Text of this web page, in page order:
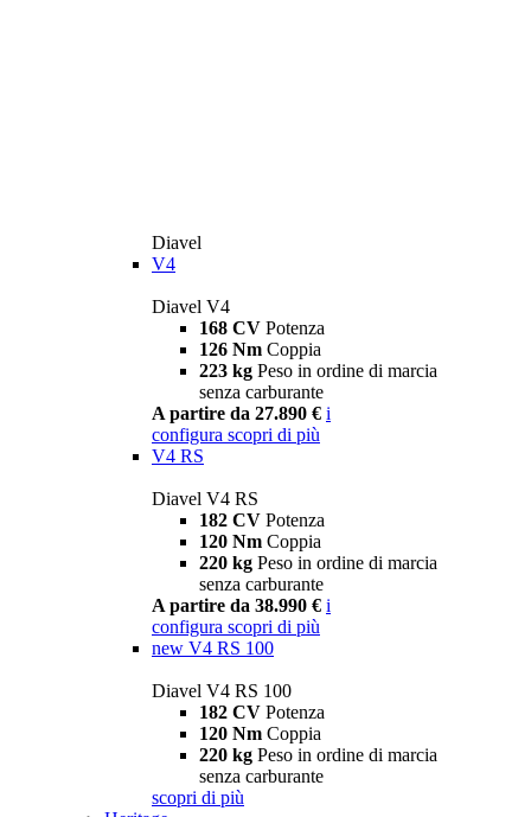
Diavel
V4
Diavel V4
168 CV Potenza
126 Nm Coppia
223 kg Peso in ordine di marcia
senza carburante
A partire da 27.890 € i
configura scopri di più
V4 RS
Diavel V4 RS
182 CV Potenza
120 Nm Coppia
220 kg Peso in ordine di marcia
senza carburante
A partire da 38.990 € i
configura scopri di più
new V4 RS 100
Diavel V4 RS 100
182 CV Potenza
120 Nm Coppia
220 kg Peso in ordine di marcia
senza carburante
scopri di più